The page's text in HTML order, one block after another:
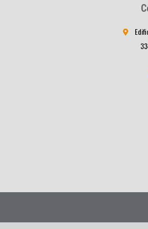
Informacion Legal|Política de